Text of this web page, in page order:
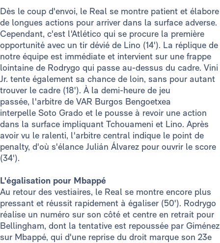
Dès le coup d'envoi, le Real se montre patient et élabore
de longues actions pour arriver dans la surface adverse.
Cependant, c'est l'Atlético qui se procure la première
opportunité avec un tir dévié de Lino (14'). La réplique de
notre équipe est immédiate et intervient sur une frappe
lointaine de Rodrygo qui passe au-dessus du cadre. Vini
Jr. tente également sa chance de loin, sans pour autant
trouver le cadre (18'). À la demi-heure de jeu
passée, l'arbitre de VAR Burgos Bengoetxea
interpelle Soto Grado et le pousse à revoir une action
dans la surface impliquant Tchouameni et Lino. Après
avoir vu le ralenti, l'arbitre central indique le point de
penalty, d'où s'élance Julián Álvarez pour ouvrir le score
(34').
L'égalisation pour Mbappé
Au retour des vestiaires, le Real se montre encore plus
pressant et réussit rapidement à égaliser (50'). Rodrygo
réalise un numéro sur son côté et centre en retrait pour
Bellingham, dont la tentative est repoussée par Giménez
sur Mbappé, qui d'une reprise du droit marque son 23e